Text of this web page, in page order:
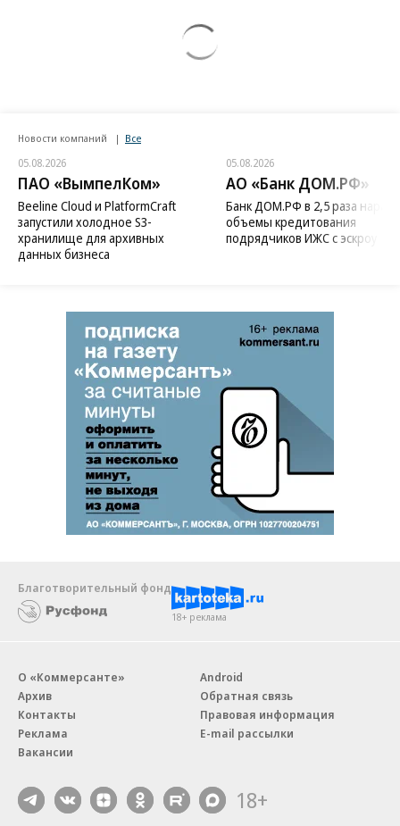
Новости компаний Все
05.08.2026
ПАО «ВымпелКом»
Beeline Cloud и PlatformCraft
запустили холодное S3-
хранилище для архивных
данных бизнеса
05.08.2026
АО «Банк ДОМ.РФ»
Банк ДОМ.РФ в 2,5 раза
объемы кредитования
подрядчиков ИЖС с эскроу
Благотворительный фонд
18+ реклама
О «Коммерсанте»
Архив
Контакты
Реклама
Вакансии
Android
Обратная связь
Правовая информация
E-mail рассылки
18+